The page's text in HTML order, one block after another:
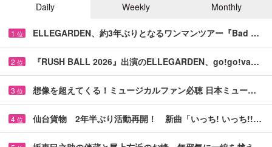
Daily
Weekly Monthly
1 位 ELLEGARDEN、約3年ぶりとなるワンマンツアー『Bad …
2 位 『RUSH BALL 2026』出演のELLEGARDEN、go!go!va…
3 位 想像を超えてくる！ミュージカルファン必聴 日本ミュー…
4 位 仙台貨物 2年半ぶり活動再開！ 新曲「いっち! いっち!!…